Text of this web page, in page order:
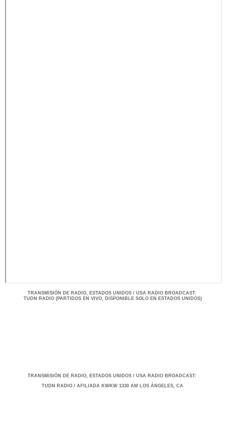
TRANSMISIÓN DE RADIO, ESTADOS UNIDOS / USA RADIO BROADCAST:
TUDN RADIO (PARTIDOS EN VIVO, DISPONIBLE SOLO EN ESTADOS UNIDOS)
TRANSMISIÓN DE RADIO, ESTADOS UNIDOS / USA RADIO BROADCAST:
TUDN RADIO / AFILIADA KWKW 1330 AM LOS ÁNGELES, CA